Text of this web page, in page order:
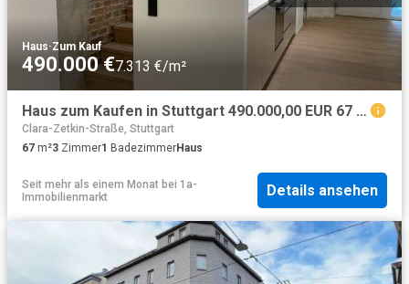
Haus·Zum Kauf
490.000 €7.313 €/m²
Haus zum Kaufen in Stuttgart 490.000,00 EUR 67 m²
Clara-Zetkin-Straße, Stuttgart
67 m²3 Zimmer1 BadezimmerHaus
Seit mehr als einem Monat bei 1a-
Immobilienmarkt
Details ansehen